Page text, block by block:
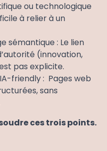
ou technologique
à relier à un
sémantique : Le lien
(innovation,
pas explicite.
friendly : Pages web
sans
ces trois points.